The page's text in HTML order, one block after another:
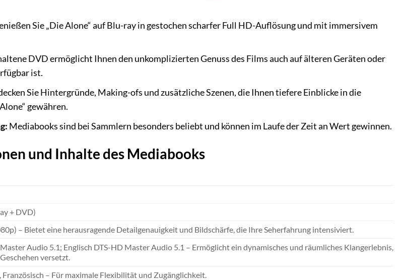
Sie „Die Alone“ auf Blu-ray in gestochen scharfer Full HD-Auflösung und mit immersivem
DVD ermöglicht Ihnen den unkomplizierten Genuss des Films auch auf älteren Geräten oder
ist.
Sie Hintergründe, Making-ofs und zusätzliche Szenen, die Ihnen tiefere Einblicke in die
gewähren.
Mediabooks sind bei Sammlern besonders beliebt und können im Laufe der Zeit an Wert gewinnen.
und Inhalte des Mediabooks
+ DVD)
– Bietet eine herausragende Detailgenauigkeit und Bildschärfe, die Ihre Seherfahrung intensiviert.
Audio 5.1; Englisch DTS-HD Master Audio 5.1 – Ermöglicht ein dynamisches und räumliches Klangerlebnis,
versetzt.
Französisch – Für maximale Flexibilität und Zugänglichkeit.